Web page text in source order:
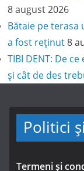
8 august 2026
Bătaie pe terasa
a fost reținut 8
TIBI DENT: De
și cât de des
Politici
Termeni și